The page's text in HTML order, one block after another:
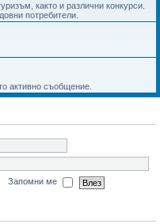
както и различни конкурси.
потребители.
активно съобщение.
Запомни ме